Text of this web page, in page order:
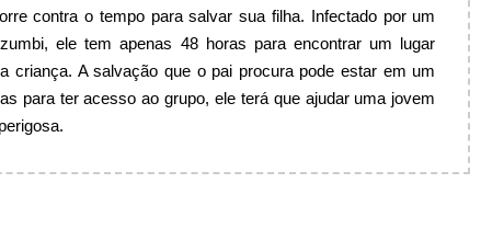
contra o tempo para salvar sua filha. Infectado por um
ele tem apenas 48 horas para encontrar um lugar
criança. A salvação que o pai procura pode estar em um
para ter acesso ao grupo, ele terá que ajudar uma jovem